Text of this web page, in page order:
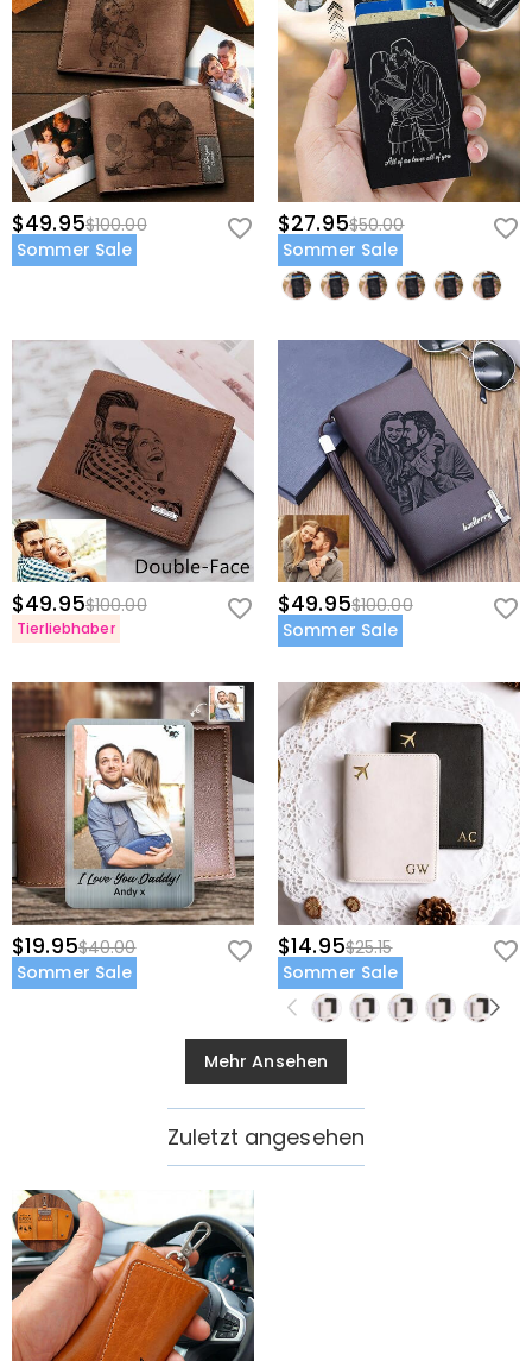
$49.95$100.00
Sommer Sale
$27.95$50.00
Sommer Sale
$49.95$100.00
Tierliebhaber
$49.95$100.00
Sommer Sale
$19.95$40.00
Sommer Sale
$14.95$25.15
Sommer Sale
Mehr Ansehen
Zuletzt angesehen